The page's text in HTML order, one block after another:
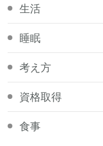
生活
睡眠
考え方
資格取得
食事